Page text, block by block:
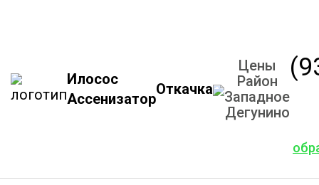
Илосос
Ассенизатор
Откачка
Цены
Район
Западное
Дегунино